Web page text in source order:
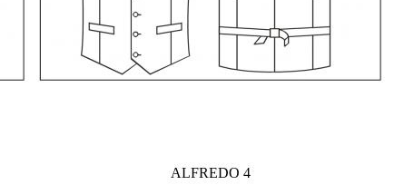
ALFREDO 4